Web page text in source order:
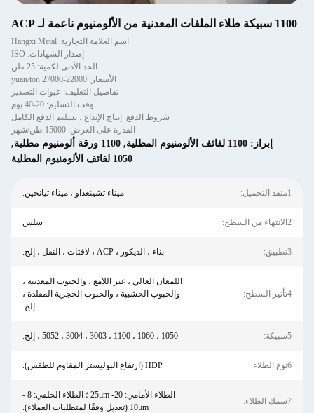
1100 سبيكة طلاء الملفات المعدنية من الألومنيوم ناعمة لـ ACP
اسم العلامة التجارية: Hangxi Metal
إصدار الشهادات: ISO
الحد الأدنى لكمية: 25 طن
الأسعار: 22000-27000 yuan/ton
تفاصيل التغليف: عبوات التصدير
وقت التسليم: 20-40 يوم
شروط الدفع: إنتاج الإيداع ، تسليم الدفع الكامل
القدرة على العرض: 15000 طن/شهر
إبراز: 1100 لفائف الألومنيوم المطلية , 1100 ورقة ألومنيوم مطلية
,
1050 لفائف الألومنيوم المطلية
1منفذ التحميل: ميناء تشينغداو ، ميناء تيانجين.
2الانتهاء من السطح: سلس
3تطبيق: بناء ، الديكور ، ACP ، لافتات ، النقل ، إلخ.
4تأثير السطح:
اللمعان العالي ، غير اللامع ، والحبوب المعدنية ،
والحبوب الخشبية ، والحبوب الحجرية المقلدة ،
إلخ.
5سبيكة: 1050 ، 1060 ، 1100 ، 3003 ، 3004 ، 5052 ، إلخ.
6نوع الطلاء: HDP (ارتفاع البوليستر المقاوم للطقس).
7سمك الطلاء:
الطلاء الأمامي: 20- 25μm ؛ الطلاء الخلفي: 8 -
10μm (تعديل وفقًا لمتطلبات العملاء).